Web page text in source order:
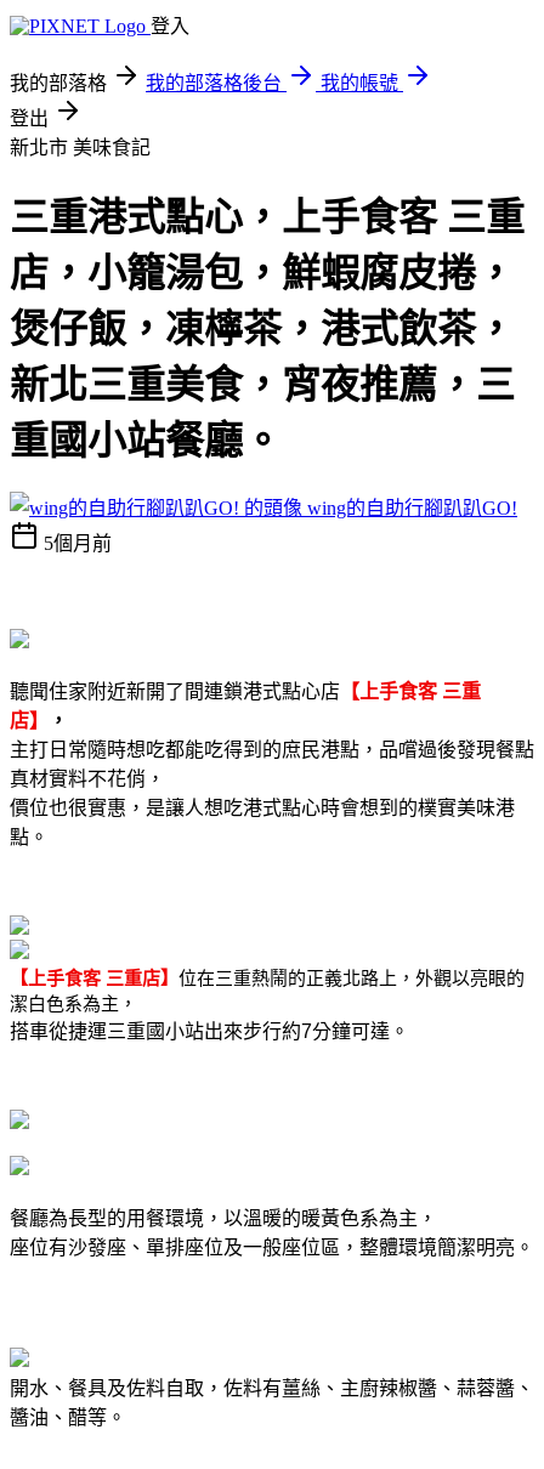
登入
我的部落格 我的部落格後台
我的帳號
登出
新北市 美味食記
三重港式點心，上手食客 三重
店，小籠湯包，鮮蝦腐皮捲，
煲仔飯，凍檸茶，港式飲茶，
新北三重美食，宵夜推薦，三
重國小站餐廳。
wing的自助行腳趴趴GO!
5個月前
聽聞住家附近新開了間連鎖港式點心店 【上手食客 三重
店】
，
主打日常隨時想吃都能吃得到的庶民港點，品嚐過後發現餐點
真材實料不花俏，
價位也很實惠，是讓人想吃港式點心時會想到的樸實美味港
點。
【上手食客 三重店】 位在三重熱鬧的正義北路上，外觀以亮眼的
潔白色系為主，
搭車從捷運三重國小站出來步行約7分鐘可達。
餐廳為長型的用餐環境，以溫暖的暖黃色系為主，
座位有沙發座、單排座位及一般座位區，整體環境簡潔明亮。
開水、餐具及佐料自取，佐料有薑絲、主廚辣椒醬、蒜蓉醬、
醬油、醋等。